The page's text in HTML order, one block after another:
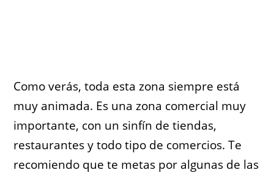
Como verás, toda esta zona siempre está
muy animada. Es una zona comercial muy
importante, con un sinfín de tiendas,
restaurantes y todo tipo de comercios. Te
recomiendo que te metas por algunas de las